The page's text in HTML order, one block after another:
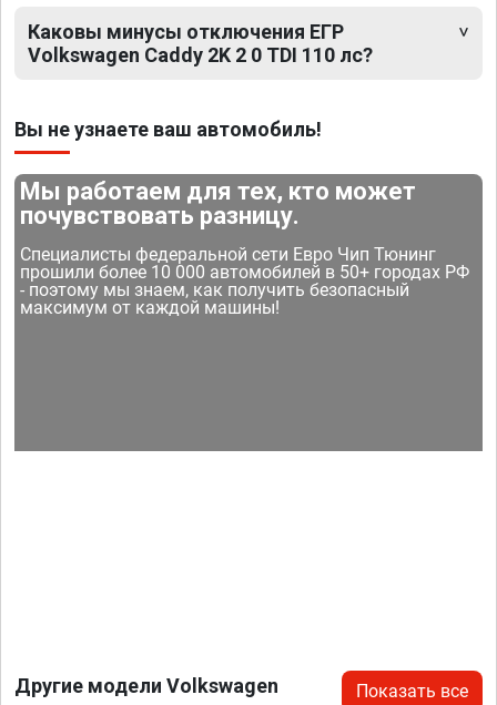
Каковы минусы отключения ЕГР
Volkswagen Caddy 2K 2 0 TDI 110 лс?
Вы не узнаете ваш автомобиль!
Мы работаем для тех, кто может
почувствовать разницу.
Специалисты федеральной сети Евро Чип Тюнинг
прошили более 10 000 автомобилей в 50+ городах РФ
- поэтому мы знаем, как получить безопасный
максимум от каждой машины!
Другие модели Volkswagen Показать все